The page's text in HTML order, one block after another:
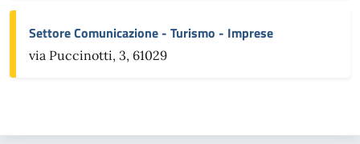
Settore Comunicazione - Turismo - Imprese
via Puccinotti, 3, 61029